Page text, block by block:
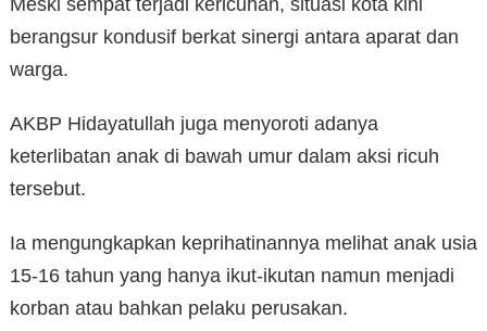
berangsur kondusif berkat sinergi antara aparat dan
warga.
AKBP Hidayatullah juga menyoroti adanya
keterlibatan anak di bawah umur dalam aksi ricuh
tersebut.
Ia mengungkapkan keprihatinannya melihat anak usia
15-16 tahun yang hanya ikut-ikutan namun menjadi
korban atau bahkan pelaku perusakan.